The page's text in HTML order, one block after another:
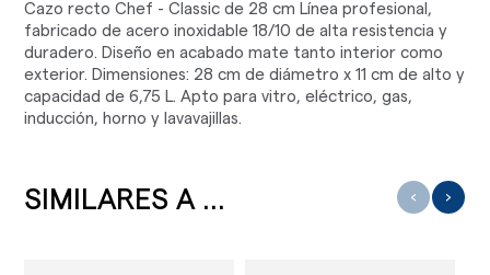
Cazo recto Chef - Classic de 28 cm Línea profesional,
fabricado de acero inoxidable 18/10 de alta resistencia y
duradero. Diseño en acabado mate tanto interior como
exterior. Dimensiones: 28 cm de diámetro x 11 cm de alto y
capacidad de 6,75 L. Apto para vitro, eléctrico, gas,
inducción, horno y lavavajillas.
SIMILARES A ... ‹ ›